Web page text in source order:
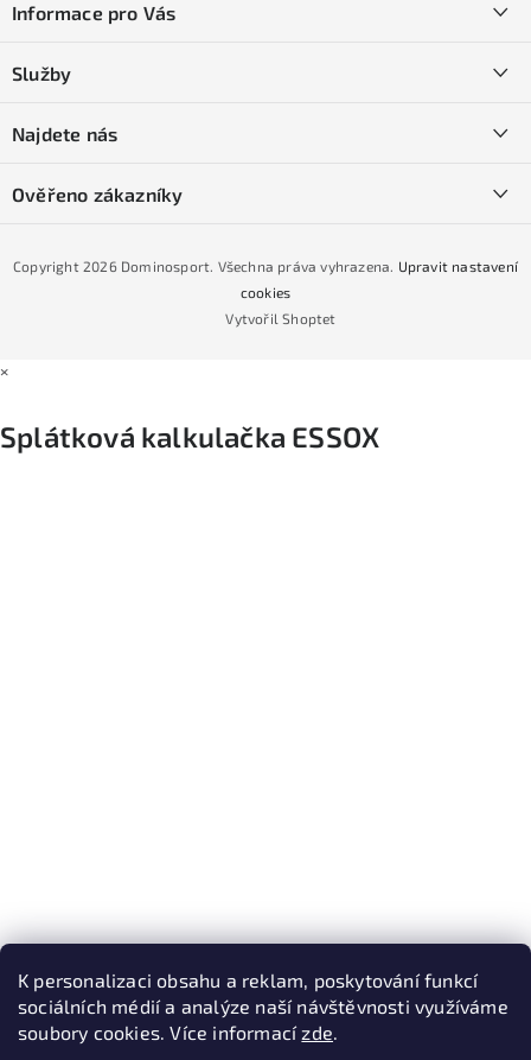
K personalizaci obsahu a reklam, poskytování funkcí
sociálních médií a analýze naší návštěvnosti využíváme
soubory cookies. Více informacízde.
pInformace pro Vás
Obchodní podmínky
Podmínky GDPR
Podmínky nákupu na splátky ESSOX
Služby
Naše prodejna
Najdete nás
Ověřeno zákazníky
Vytvořil Shoptet
Copyright 2026 Dominosport. Všechna práva vyhrazena. Upravit nastavení
cookies
×
Splátková kalkulačka ESSOX